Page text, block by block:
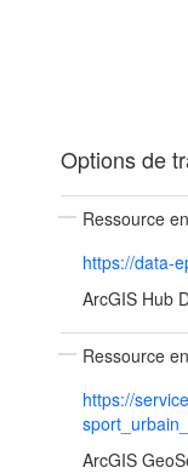
Options de
Ressource
https://data-
ArcGIS Hub
Ressource
https://
ArcGIS